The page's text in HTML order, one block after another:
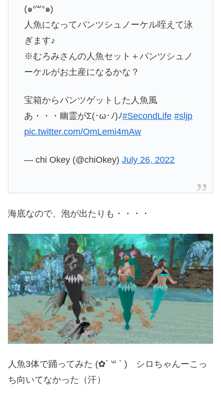
(๑°꒳​°๑)
人魚になってパンツシュノーケル咥えて泳
ぎます♪
※むろみさんの人魚セット＋パンツシュノ
ーケルがお土産になるかな？
宝箱からパンツゲットした人魚風
あ・・・幽霊がΣ(･ω･ﾉ)ﾉ#SecondLife #sljp
pic.twitter.com/OmLemi4mAw
— chi Okey (@chiOkey)July 26, 2022
海底なので、泡が出たりも・・・・
人魚3体で踊ってみた (✿´ ꒳ ` ) シロちゃんーこっ
ち向いてなかった（汗）